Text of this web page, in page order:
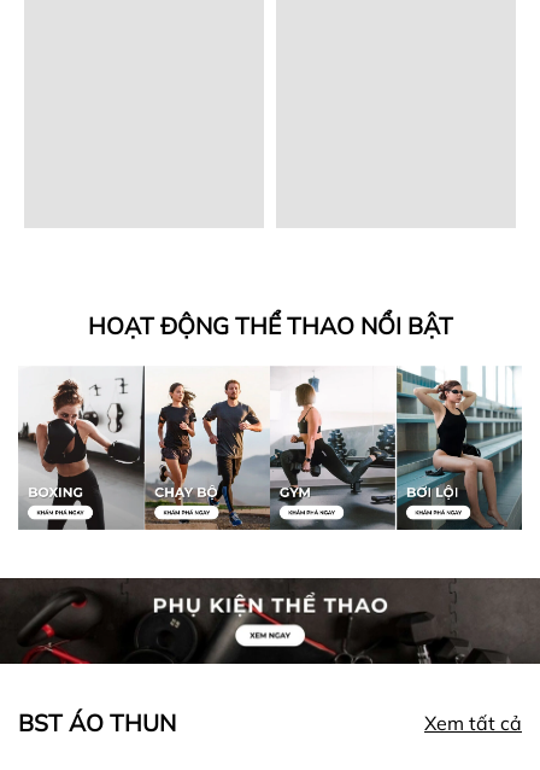
HOẠT ĐỘNG THỂ THAO NỔI BẬT
BST ÁO THUN Xem tất cả